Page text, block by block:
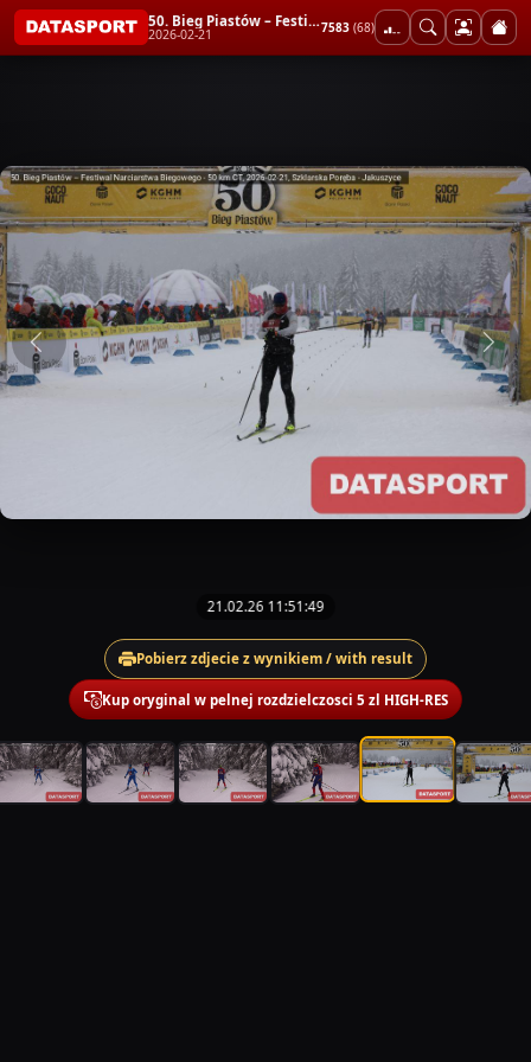
50. Bieg Piastów – Festiwal Narciarstwa Biegowego - 50 km CT
2026-02-21 7583 (68)
21.02.26 11:51:49
Pobierz zdjecie z wynikiem / with result
Kup oryginal w pelnej rozdzielczosci 5 zl HIGH-RES